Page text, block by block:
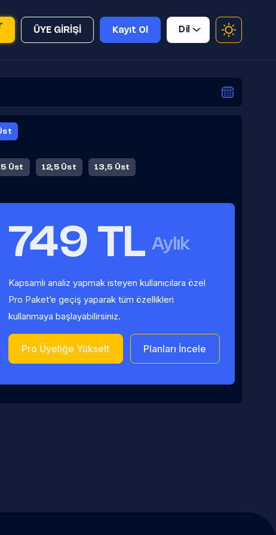
ÜYE GİRİŞİ Kayıt Ol Dil
Üst 12,5 Üst 13,5 Üst
749 TL Aylık
Kapsamlı analiz yapmak isteyen kullanıcılara özel
Pro Paket’e geçiş yaparak tüm özellikleri
kullanmaya başlayabilirsiniz.
Pro Üyeliğe Yükselt Planları İncele